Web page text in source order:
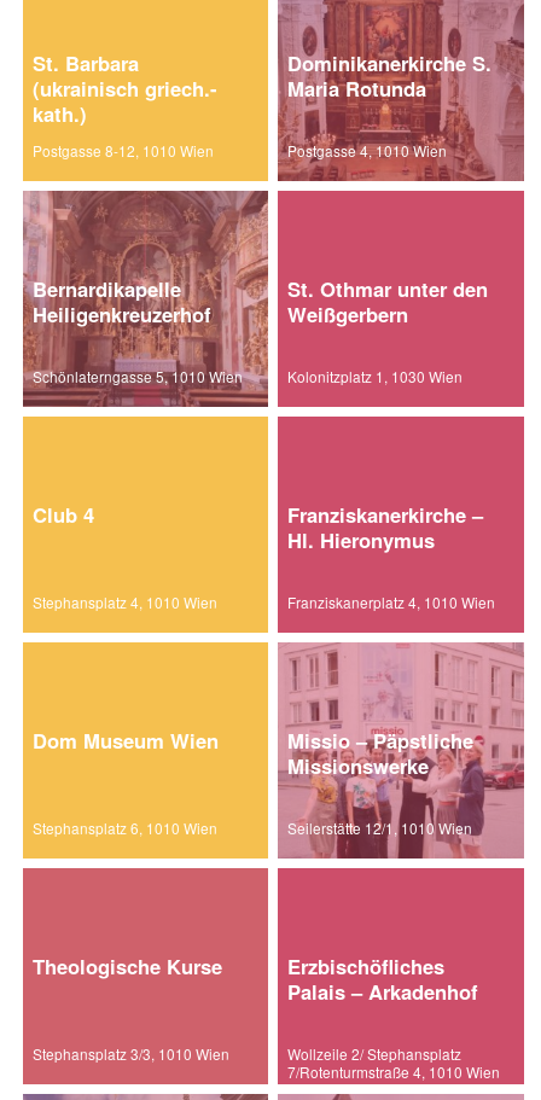
St. Barbara
(ukrainisch griech.-
kath.)
Postgasse 8-12, 1010 Wien
Dominikanerkirche S.
Maria Rotunda
Postgasse 4, 1010 Wien
Bernardikapelle
Heiligenkreuzerhof
Schönlaterngasse 5, 1010 Wien
St. Othmar unter den
Weißgerbern
Kolonitzplatz 1, 1030 Wien
Club 4
Stephansplatz 4, 1010 Wien
Franziskanerkirche –
Hl. Hieronymus
Franziskanerplatz 4, 1010 Wien
Dom Museum Wien
Stephansplatz 6, 1010 Wien
Missio – Päpstliche
Missionswerke
Seilerstätte 12/1, 1010 Wien
Theologische Kurse
Stephansplatz 3/3, 1010 Wien
Erzbischöfliches
Palais – Arkadenhof
Wollzeile 2/ Stephansplatz
7/Rotenturmstraße 4, 1010 Wien